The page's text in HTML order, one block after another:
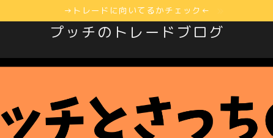
→トレードに向いてるかチェック←
プッチのトレードブログ